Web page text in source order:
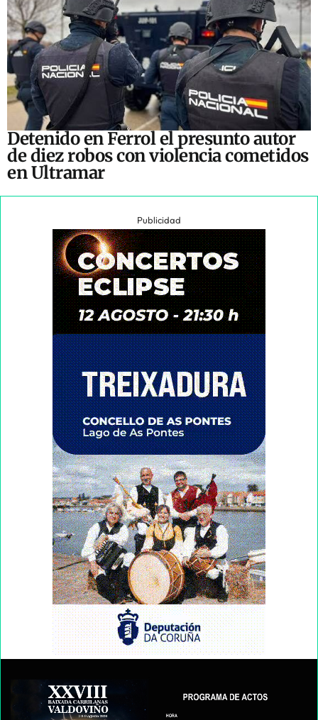
Detenido en Ferrol el presunto autor
de diez robos con violencia cometidos
en Ultramar
Publicidad